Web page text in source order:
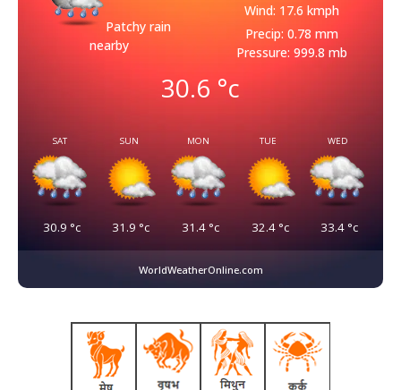
Patchy rain
nearby
Wind: 17.6 kmph
Precip: 0.78 mm
Pressure: 999.8 mb
30.6 °c
SAT
30.9 °c
SUN
31.9 °c
MON
31.4°c
TUE
32.4°c
WED
33.4 °c
WorldWeatherOnline.com